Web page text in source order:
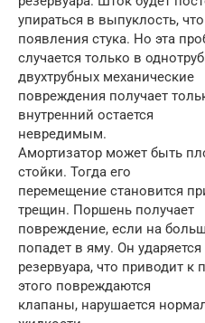
упираться в выпуклость,
появления стука. Но эта
случается только в
двухтрубных механические
повреждения получает
внутренний остается
невредимым.
Амортизатор может быть
стойки. Тогда его
перемещение становится
трещин. Поршень получает
повреждение, если на
попадет в яму. Он
резервуара, что приводит
этого повреждаются
клапаны, нарушается